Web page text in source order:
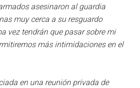
asesinaron al guardia
muy cerca a su resguardo
vez tendrán que pasar sobre mi
más intimidaciones en el
en una reunión privada de